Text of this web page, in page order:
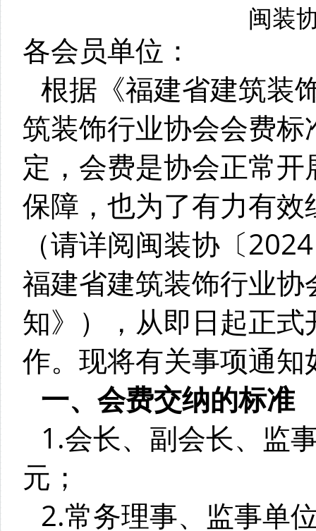
闽装
各会员单位：
根据《福建省建筑装
筑装饰行业协会会费
定，会费是协会正常
保障，也为了有力有
（请详阅闽装协〔
福建省建筑装饰行业
知》），从即日起正
作。现将有关事项通知
一、会费交纳的标准
1.会长、副会长、监
元；
2.常务理事、监事单